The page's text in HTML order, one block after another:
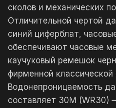
сколов и механических
Отличительной чертой
синий циферблат,
обеспечивают часовые
каучуковый ремешок
фирменной
Водонепроницаемость
составляет 30М (WR30)